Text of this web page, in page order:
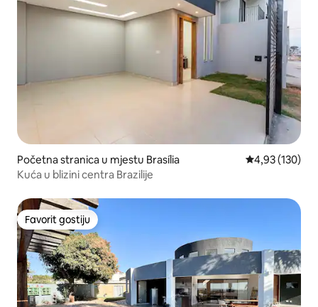
Početna stranica u mjestu Brasília prosječna
4,93 (130)
Kuća u blizini centra Brazilije
Favorit gostiju
Favorit gostiju